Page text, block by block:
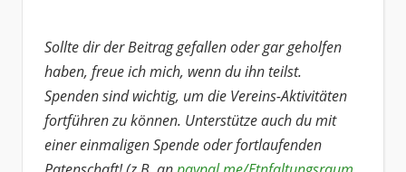
Sollte dir der Beitrag gefallen oder gar geholfen
haben, freue ich mich, wenn du ihn teilst.
Spenden sind wichtig, um die Vereins-Aktivitäten
fortführen zu können. Unterstütze auch du mit
einer einmaligen Spende oder fortlaufenden